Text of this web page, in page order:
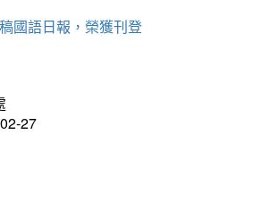
國語日報，榮獲刊登
27